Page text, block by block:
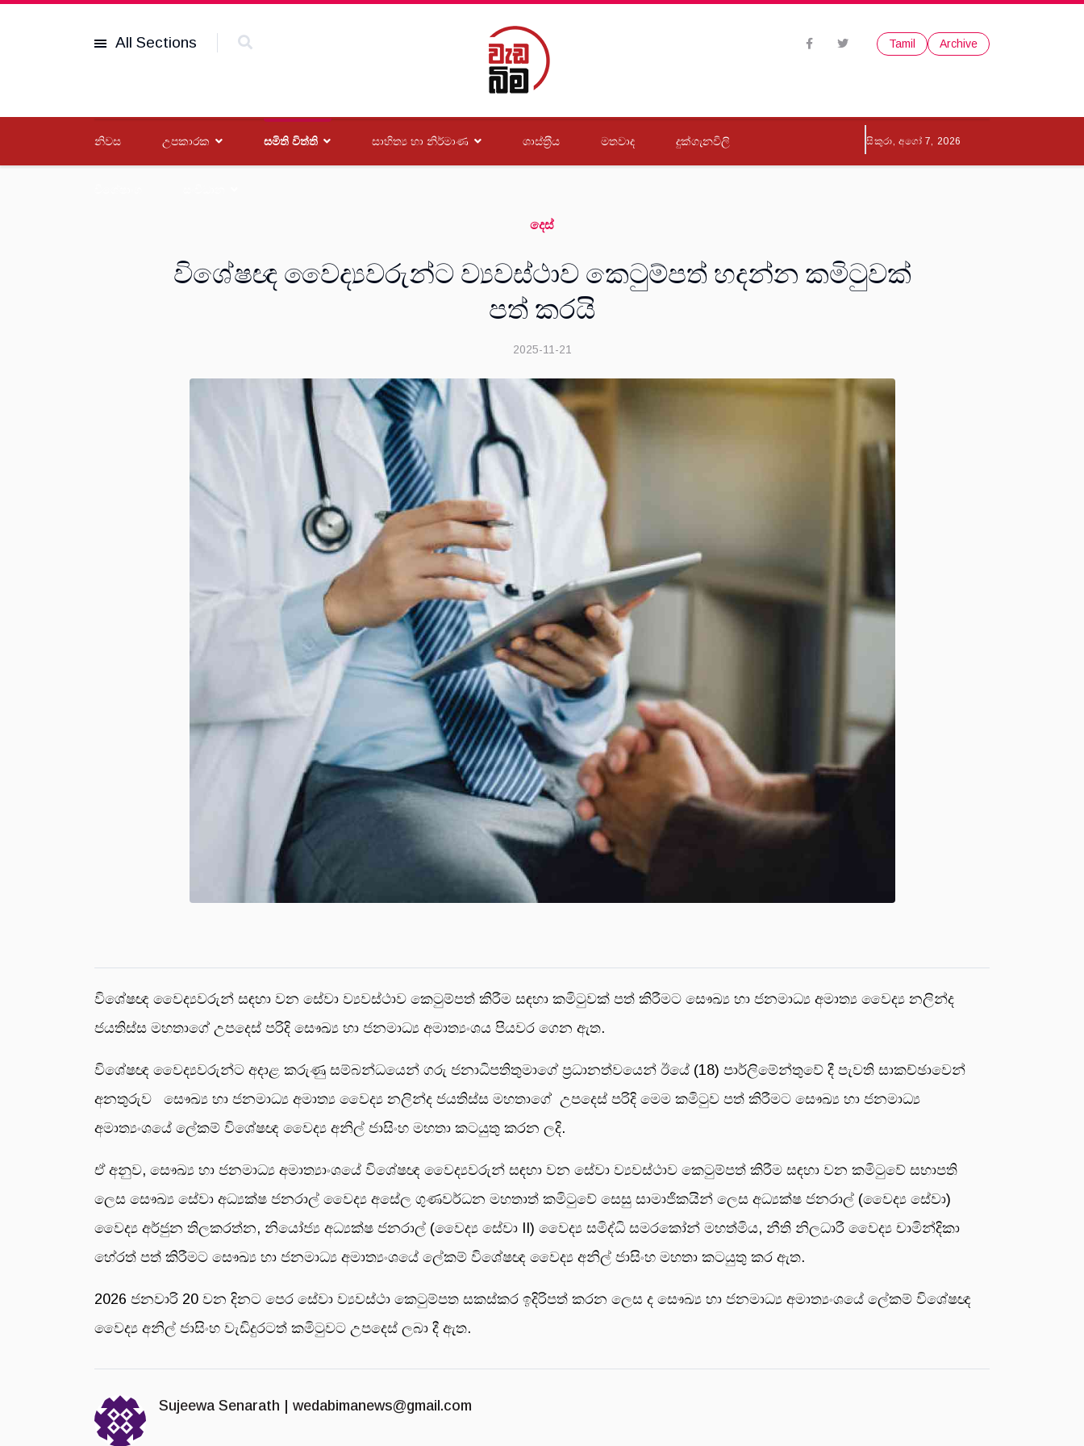
All Sections Tamil Archive
නිවස උපකාරක සමිති විත්ති සාහිත්‍ය හා නිර්මාණ ශාස්ත‍්‍රීය මතවාද දුක්ගැනවිලි සිකුරා, අගෝ 7, 2026
දෙස්
විශේෂඥ වෛද්‍යවරුන්ට ව්‍යවස්ථාව කෙටුම්පත් හදන්න කමිටුවක්
පත් කරයි
2025-11-21
විශේෂඥ වෛද්‍යවරුන් සඳහා වන සේවා ව්‍යවස්ථාව කෙටුම්පත් කිරීම සඳහා කමිටුවක් පත් කිරීමට සෞඛ්‍ය හා ජනමාධ්‍ය අමාත්‍ය වෛද්‍ය නලින්ද
ජයතිස්ස මහතාගේ උපදෙස් පරිදි සෞඛ්‍ය හා ජනමාධ්‍ය අමාත්‍යංශය පියවර ගෙන ඇත.
විශේෂඥ වෛද්‍යවරුන්ට අදාළ කරුණු සම්බන්ධයෙන් ගරු ජනාධිපතිතුමාගේ ප්‍රධානත්වයෙන් ඊයේ (18) පාර්ලිමේන්තුවේ දී පැවති සාකච්ඡාවෙන්
අනතුරුව සෞඛ්‍ය හා ජනමාධ්‍ය අමාත්‍ය වෛද්‍ය නලින්ද ජයතිස්ස මහතාගේ උපදෙස් පරිදි මෙම කමිටුව පත් කිරීමට සෞඛ්‍ය හා ජනමාධ්‍ය
අමාත්‍යංශයේ ලේකම් විශේෂඥ වෛද්‍ය අනිල් ජාසිංහ මහතා කටයුතු කරන ලදි.
ඒ අනුව, සෞඛ්‍ය හා ජනමාධ්‍ය අමාත්‍යාංශයේ විශේෂඥ වෛද්‍යවරුන් සඳහා වන සේවා ව්‍යවස්ථාව කෙටුම්පත් කිරීම සඳහා වන කමිටුවේ සභාපති
ලෙස සෞඛ්‍ය සේවා අධ්‍යක්ෂ ජනරාල් වෛද්‍ය අසේල ගුණවර්ධන මහතාත් කමිටුවේ සෙසු සාමාජිකයින් ලෙස අධ්‍යක්ෂ ජනරාල් (වෛද්‍ය සේවා)
වෛද්‍ය අර්ජුන තිලකරත්න, නියෝජ්‍ය අධ්‍යක්ෂ ජනරාල් (වෛද්‍ය සේවා II) වෛද්‍ය සමිද්ධි සමරකෝන් මහත්මිය, නීති නිලධාරී වෛද්‍ය චාමින්දිකා
හේරත් පත් කිරීමට සෞඛ්‍ය හා ජනමාධ්‍ය අමාත්‍යංශයේ ලේකම් විශේෂඥ වෛද්‍ය අනිල් ජාසිංහ මහතා කටයුතු කර ඇත.
2026 ජනවාරි 20 වන දිනට පෙර සේවා ව්‍යවස්ථා කෙටුම්පත සකස්කර ඉදිරිපත් කරන ලෙස ද සෞඛ්‍ය හා ජනමාධ්‍ය අමාත්‍යංශයේ ලේකම් විශේෂඥ
වෛද්‍ය අනිල් ජාසිංහ වැඩිදුරටත් කමිටුවට උපදෙස් ලබා දී ඇත.
Sujeewa Senarath | wedabimanews@gmail.com